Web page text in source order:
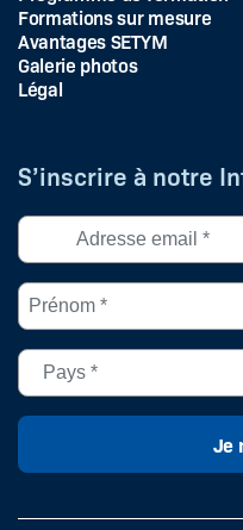
Formations sur mesure
Avantages SETYM
Galerie photos
Légal
S’inscrire à notre
Adresse
courriel
(Nécessaire)
Prénom
*
Pays
(Nécessaire)